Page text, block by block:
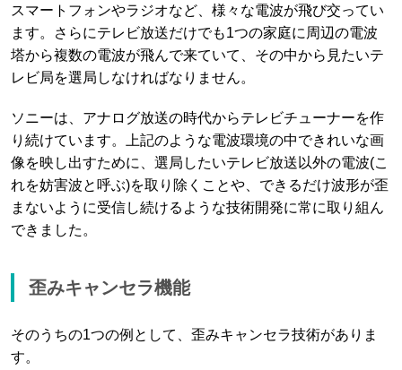
スマートフォンやラジオなど、様々な電波が飛び交ってい
ます。さらにテレビ放送だけでも1つの家庭に周辺の電波
塔から複数の電波が飛んで来ていて、その中から見たいテ
レビ局を選局しなければなりません。
ソニーは、アナログ放送の時代からテレビチューナーを作
り続けています。上記のような電波環境の中できれいな画
像を映し出すために、選局したいテレビ放送以外の電波(こ
れを妨害波と呼ぶ)を取り除くことや、できるだけ波形が歪
まないように受信し続けるような技術開発に常に取り組ん
できました。
歪みキャンセラ機能
そのうちの1つの例として、歪みキャンセラ技術がありま
す。